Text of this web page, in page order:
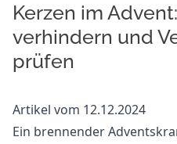
Kerzen im
verhindern und
prüfen
Artikel vom 12.12.2024
Ein brennender